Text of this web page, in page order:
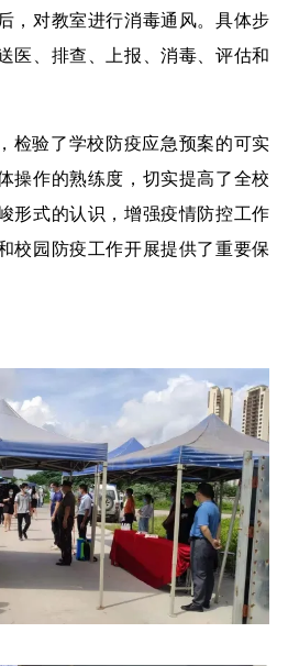
，对教室进行消毒通风。具体步
医、排查、上报、消毒、评估和
检验了学校防疫应急预案的可实
操作的熟练度，切实提高了全校
形式的认识，增强疫情防控工作
校园防疫工作开展提供了重要保